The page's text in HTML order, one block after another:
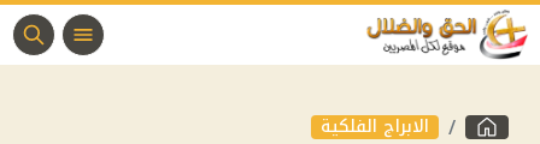
الابراج الفلكية